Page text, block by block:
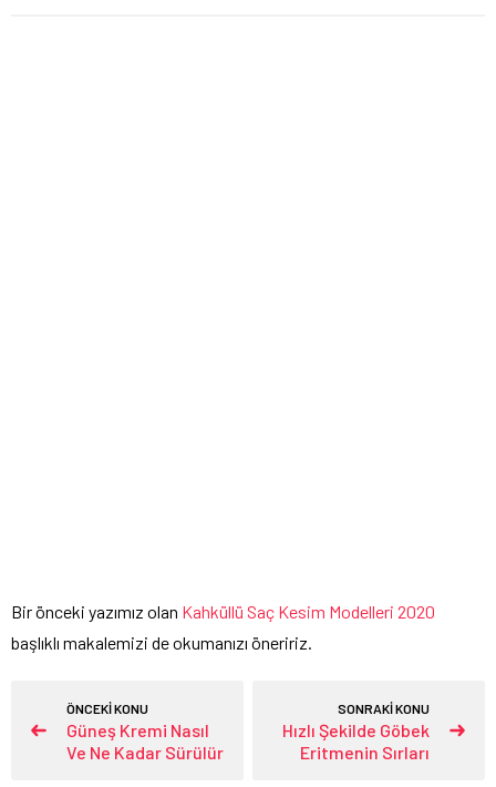
Bir önceki yazımız olan Kahküllü Saç Kesim Modelleri 2020
başlıklı makalemizi de okumanızı öneririz.
ÖNCEKİ KONU
Güneş Kremi Nasıl
Ve Ne Kadar Sürülür
SONRAKİ KONU
Hızlı Şekilde Göbek
Eritmenin Sırları